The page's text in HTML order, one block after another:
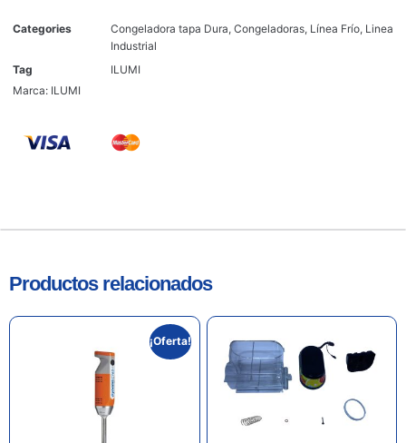
Categories Congeladora tapa Dura, Congeladoras, Línea Frío, Linea
Industrial
Tag
ILUMI
Marca: ILUMI
Productos relacionados
¡Oferta!